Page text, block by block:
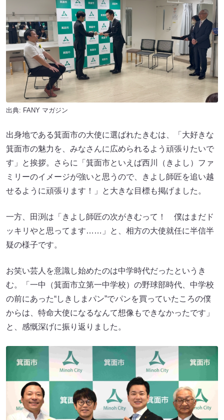
出典: FANY マガジン
出身地である箕面市の大使に選ばれたきむは、「大好きな
箕面市の魅力を、みなさんに広められるよう頑張りたいで
す」と挨拶。さらに「箕面市といえば西川（きよし）ファ
ミリーのイメージが強いと思うので、きよし師匠を追い越
せるように頑張ります！」と大きな目標も掲げました。
一方、田渕は「きよし師匠の次がきむって！ 僕はまだド
ッキリやと思ってます……」と、相方の大使就任に半信半
疑の様子です。
お笑い芸人を意識し始めたのは中学時代だったというき
む。「一中（箕面市立第一中学校）の野球部時代、中学校
の前にあった“しきしまパン”でパンを買っていたころの僕
からは、特命大使になるなんて想像もできなかったです」
と、感慨深げに振り返りました。